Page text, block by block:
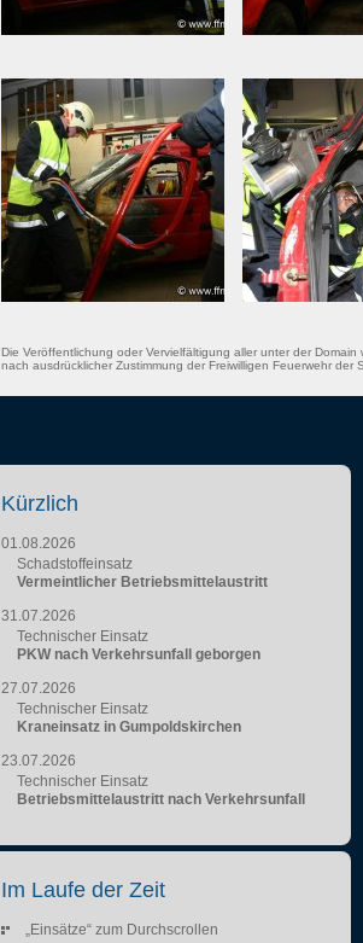
Die Veröffentlichung oder Vervielfältigung aller unter der
nach ausdrücklicher Zustimmung der Freiwilligen Feuerwehr der
Kürzlich
01.08.2026
Schadstoffeinsatz
Vermeintlicher Betriebsmittelaustritt
31.07.2026
Technischer Einsatz
PKW nach Verkehrsunfall geborgen
27.07.2026
Technischer Einsatz
Kraneinsatz in Gumpoldskirchen
23.07.2026
Technischer Einsatz
Betriebsmittelaustritt nach Verkehrsunfall
Im Laufe der Zeit
„Einsätze“ zum Durchscrollen